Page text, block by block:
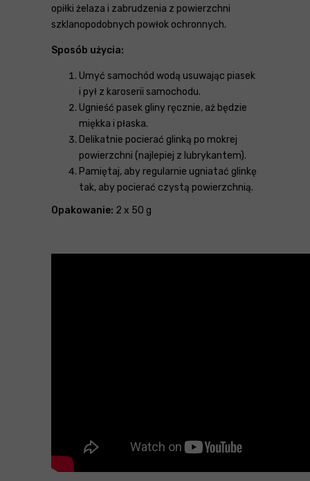
opiłki żelaza i zabrudzenia z powierzchni
szklanopodobnych powłok ochronnych.
Sposób użycia:
Umyć samochód wodą usuwając piasek
i pył z karoserii samochodu.
Ugnieść pasek gliny ręcznie, aż będzie
miękka i płaska.
Delikatnie pocierać glinką po mokrej
powierzchni (najlepiej z lubrykantem).
Pamiętaj, aby regularnie ugniatać glinkę
tak, aby pocierać czystą powierzchnią.
Opakowanie: 2 x 50 g